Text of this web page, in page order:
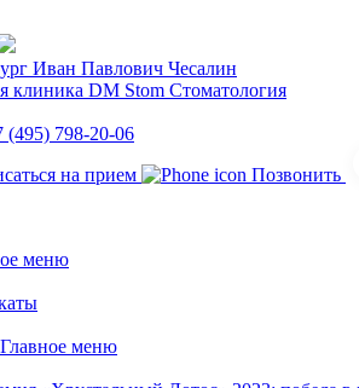
Стоматология
(495) 798-20-06
на прием
Позвонить
меню
меню